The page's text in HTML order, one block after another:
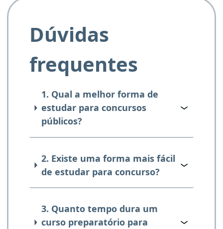
Dúvidas
frequentes
1. Qual a melhor forma de
estudar para concursos
públicos?
2. Existe uma forma mais fácil
de estudar para concurso?
3. Quanto tempo dura um
curso preparatório para